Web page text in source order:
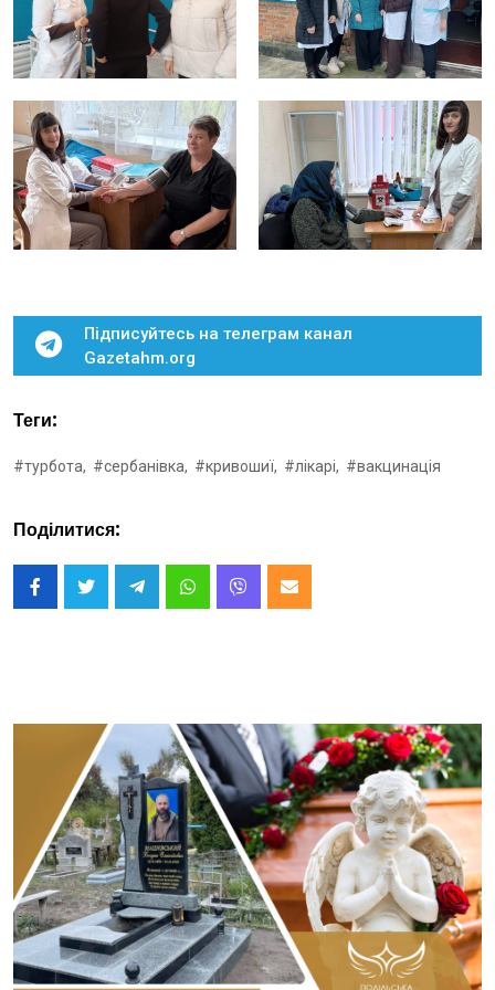
Підписуйтесь на телеграм канал
Gazetahm.org
Теги:
#турбота, #сербанівка, #кривошиї, #лікарі, #вакцинація
Поділитися: